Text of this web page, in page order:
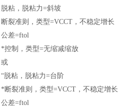
脱粘，脱粘力=斜坡
断裂准则，类型=VCCT，不稳定增长
公差=ftol
*控制，类型=无缩减缩放
或
“脱粘，脱粘力=台阶
*断裂准则，类型=VCCT，不稳定增长
公差=ftol